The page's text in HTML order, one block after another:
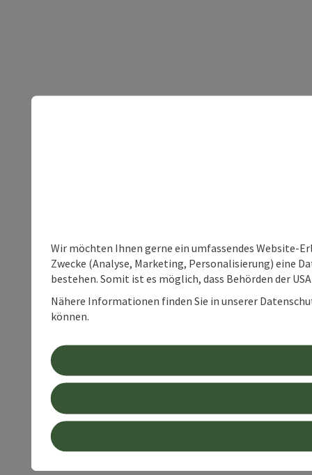
Wir möchten Ihnen gerne ein umfassendes Website-
Zwecke (Analyse, Marketing, Personalisierung) eine
bestehen. Somit ist es möglich, dass Behörden der
Nähere Informationen finden Sie in unserer
können.